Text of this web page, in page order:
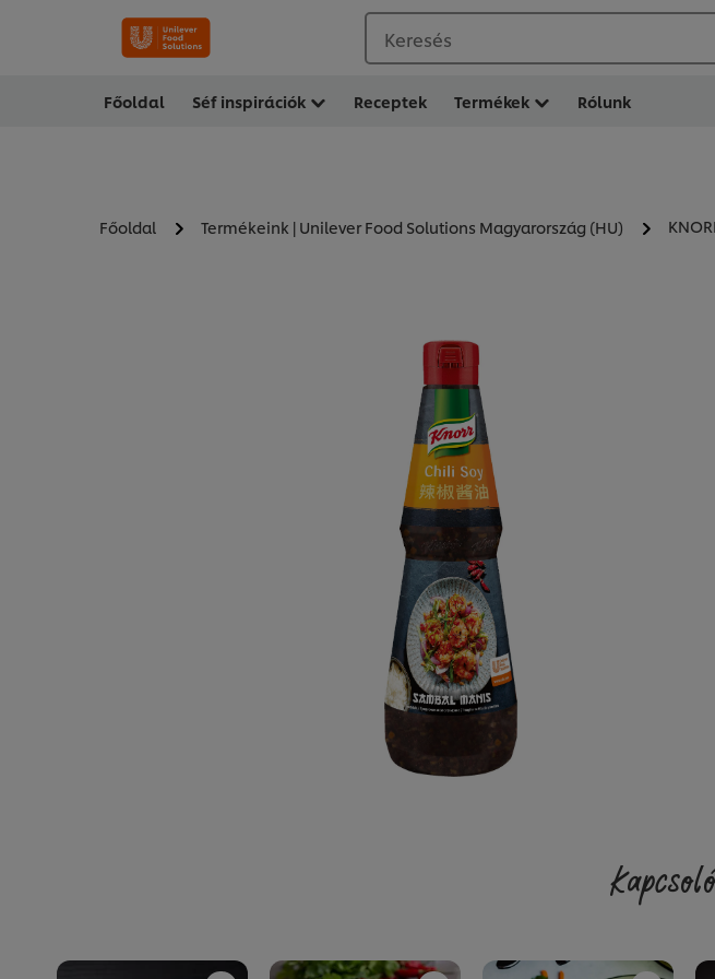
Keresés
Főoldal Séf inspirációk Receptek Termékek Rólunk
Főoldal Termékeink | Unilever Food Solutions Magyarország (HU)